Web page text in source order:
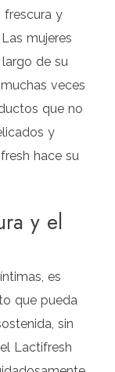
frescura y
mujeres
de su
veces
que no
y
hace su
y el
es
que pueda
sin
Lactifresh